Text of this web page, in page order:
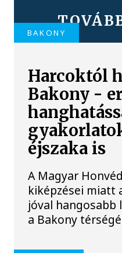
BAKONY
Harcoktól
Bakony -
éjszaka is
A Magyar
kiképzései miatt
jóval hangosabb
a Bakony